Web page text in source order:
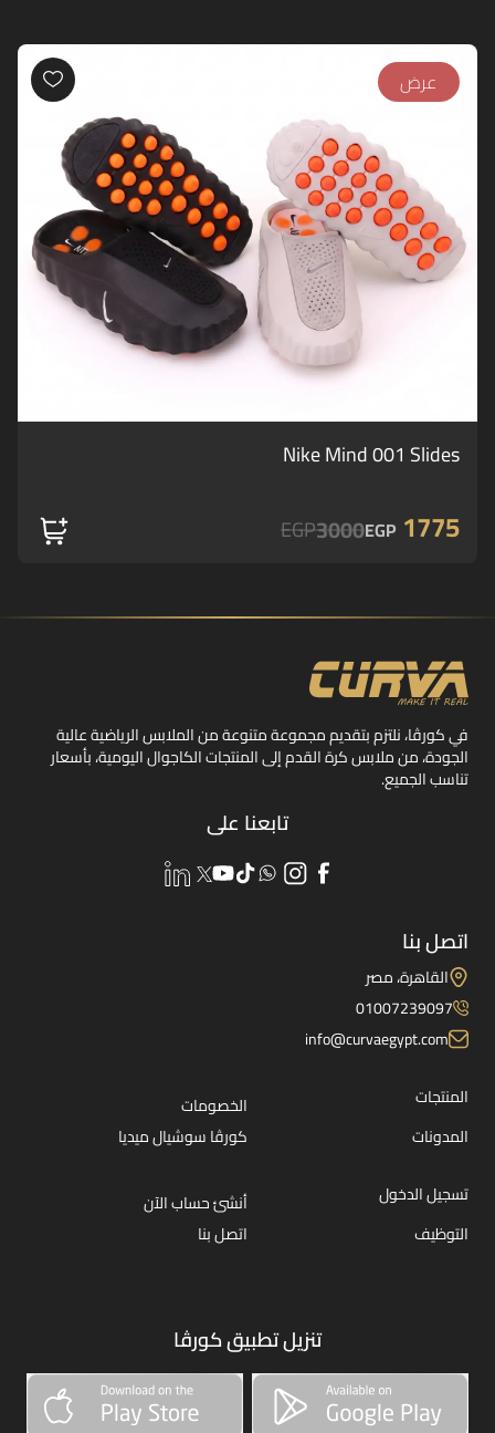
عرض
Nike Mind 001 Slides
1775
EGP
3000
EGP
في كورڤا، نلتزم بتقديم مجموعة متنوعة من الملابس الرياضية عالية
الجودة، من ملابس كرة القدم إلى المنتجات الكاجوال اليومية، بأسعار
تناسب الجميع.
تابعنا على
اتصل بنا
القاهرة، مصر
01007239097
info@curvaegypt.com
المنتجات
الخصومات
المدونات
كورڤا سوشيال ميديا
تسجيل الدخول
أنشئ حساب الآن
التوظيف
اتصل بنا
تنزيل تطبيق كورڤا